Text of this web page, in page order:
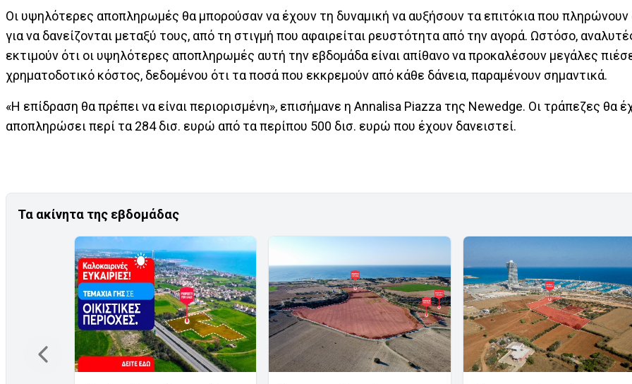
Οι υψηλότερες αποπληρωμές θα μπορούσαν να έχουν τη δυναμική να αυξήσουν τα επιτόκια που πληρώνουν
για να δανείζονται μεταξύ τους, από τη στιγμή που αφαιρείται ρευστότητα από την αγορά. Ωστόσο,
εκτιμούν ότι οι υψηλότερες αποπληρωμές αυτή την εβδομάδα είναι απίθανο να προκαλέσουν μεγάλες
χρηματοδοτικό κόστος, δεδομένου ότι τα ποσά που εκκρεμούν από κάθε δάνεια, παραμένουν σημαντικά.
«Η επίδραση θα πρέπει να είναι περιορισμένη», επισήμανε η Annalisa Piazza της Newedge. Οι τράπεζες θα
αποπληρώσει περί τα 284 δισ. ευρώ από τα περίπου 500 δισ. ευρώ που έχουν δανειστεί.
Τα ακίνητα της εβδομάδας